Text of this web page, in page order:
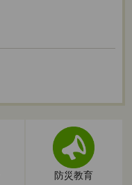
防災教育